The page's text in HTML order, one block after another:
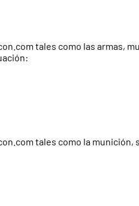
tales como las
tales como la